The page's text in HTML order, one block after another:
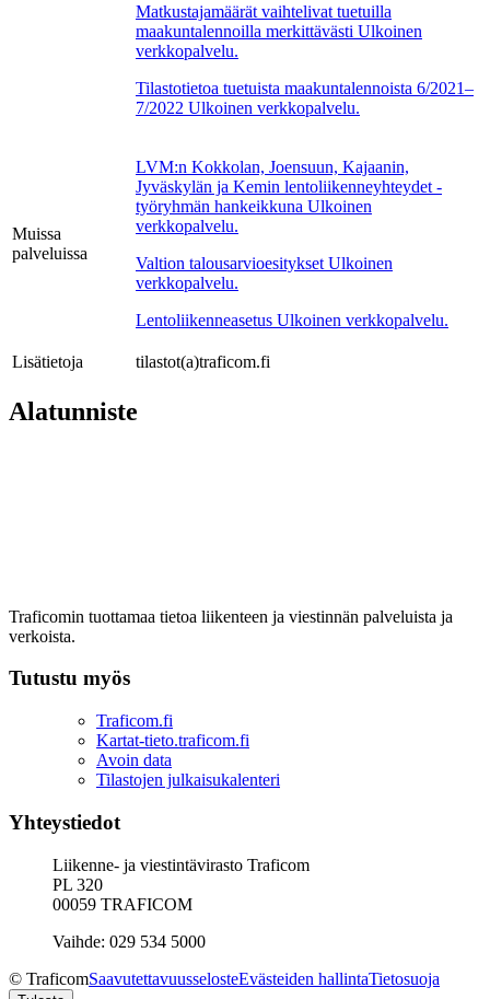
Matkustajamäärät vaihtelivat tuetuilla
maakuntalennoilla merkittävästi Ulkoinen
verkkopalvelu.
Tilastotietoa tuetuista maakuntalennoista 6/2021–
7/2022 Ulkoinen verkkopalvelu.
Muissa
palveluissa
LVM:n Kokkolan, Joensuun, Kajaanin,
Jyväskylän ja Kemin lentoliikenneyhteydet -
työryhmän hankeikkuna Ulkoinen
verkkopalvelu.
Valtion talousarvioesitykset Ulkoinen
verkkopalvelu.
Lentoliikenneasetus Ulkoinen verkkopalvelu.
Lisätietoja tilastot(a)traficom.fi
Alatunniste
Traficomin tuottamaa tietoa liikenteen ja viestinnän palveluista ja
verkoista.
Tutustu myös
Traficom.fi
Kartat-tieto.traficom.fi
Avoin data
Tilastojen julkaisukalenteri
Yhteystiedot
Liikenne- ja viestintävirasto Traficom
PL 320
00059 TRAFICOM
Vaihde: 029 534 5000
© TraficomSaavutettavuusselosteEvästeiden hallintaTietosuoja